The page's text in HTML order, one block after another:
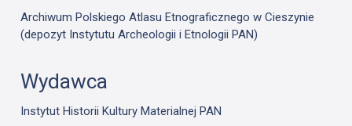
Archiwum Polskiego Atlasu Etnograficznego w Cieszynie
(depozyt Instytutu Archeologii i Etnologii PAN)
Wydawca
Instytut Historii Kultury Materialnej PAN